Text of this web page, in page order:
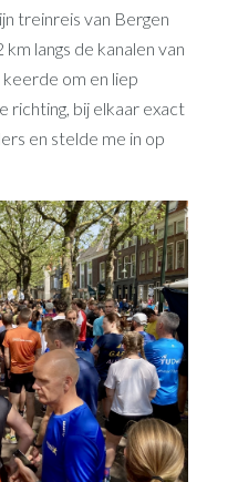
treinreis van Bergen
langs de kanalen van
om en liep
richting, bij elkaar exact
en stelde me in op